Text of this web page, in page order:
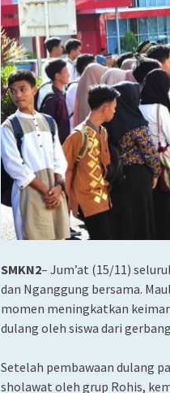
SMKN2– Jum’at (15/11)
dan Nganggung bersama.
momen meningkatkan
dulang oleh siswa dari
Setelah pembawaan dulang
sholawat oleh grup Rohis,